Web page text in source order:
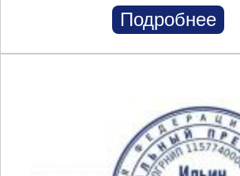
Подробнее